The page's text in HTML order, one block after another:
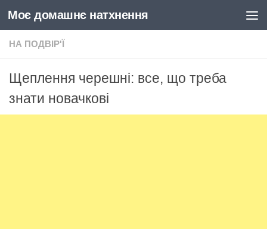
Skip to content
Моє домашнє натхнення
НА ПОДВІР'Ї
Щеплення черешні: все, що треба
знати новачкові